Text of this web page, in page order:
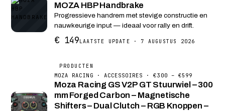
MOZA HBP Handbrake
Progressieve handrem met stevige constructie en
nauwkeurige input — ideaal voor rally en drift.
€ 149LAATSTE UPDATE · 7 AUGUSTUS 2026
PRODUCTEN
MOZA RACING · ACCESSOIRES · €300 – €599
Moza Racing GS V2P GT Stuurwiel – 300
mm Forged Carbon – Magnetische
Shifters – Dual Clutch – RGB Knoppen –